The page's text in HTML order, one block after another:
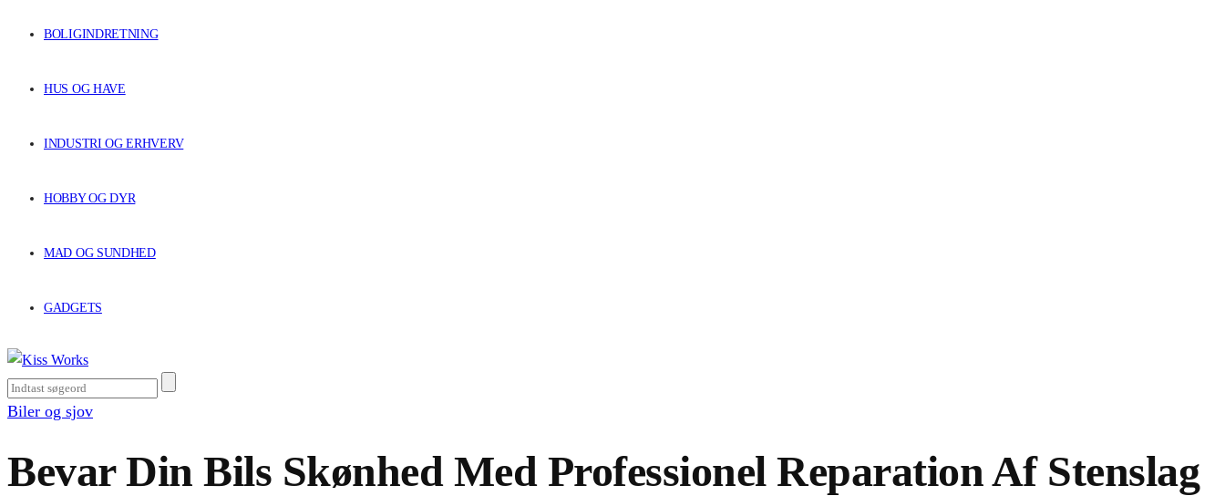
BOLIGINDRETNING
HUS OG HAVE
INDUSTRI OG ERHVERV
HOBBY OG DYR
MAD OG SUNDHED
GADGETS
Biler og sjov
Bevar Din Bils Skønhed Med Professionel Reparation Af Stenslag